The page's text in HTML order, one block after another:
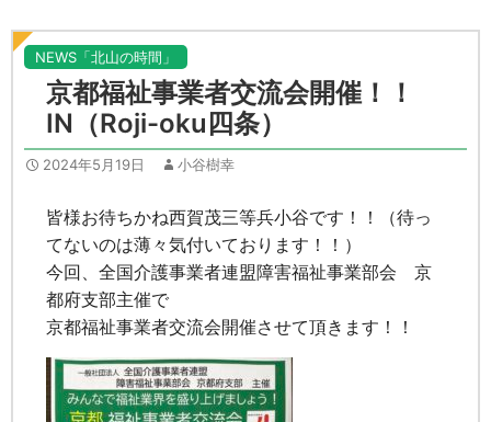
NEWS「北山の時間」
京都福祉事業者交流会開催！！
IN（Roji-oku四条）
2024年5月19日 小谷樹幸
皆様お待ちかね西賀茂三等兵小谷です！！（待っ
てないのは薄々気付いております！！）
今回、全国介護事業者連盟障害福祉事業部会 京
都府支部主催で
京都福祉事業者交流会開催させて頂きます！！